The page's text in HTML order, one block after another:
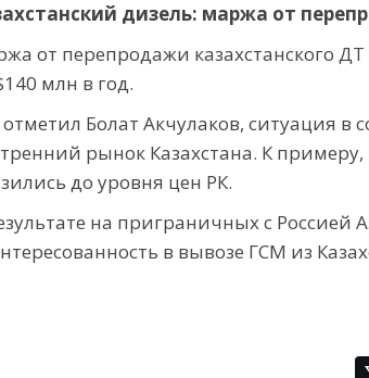
дизель: маржа от
от перепродажи казахстанского ДТ
млн в год.
отметил Болат Акчулаков, ситуация в
рынок Казахстана. К
до уровня цен РК.
на приграничных с Россией
в вывозе ГСМ из